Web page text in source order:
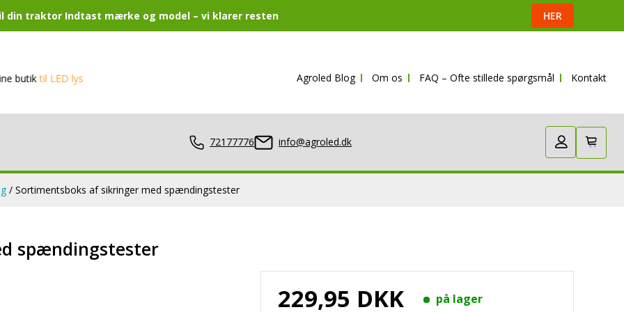
din traktor Indtast mærke og model – vi klarer resten HER
LED lys Agroled Blog Om os FAQ – Ofte stillede spørgsmål Kontakt
72177776 info@agroled.dk
/ Sortimentsboks af sikringer med spændingstester
spændingstester
229,95 DKK på lager